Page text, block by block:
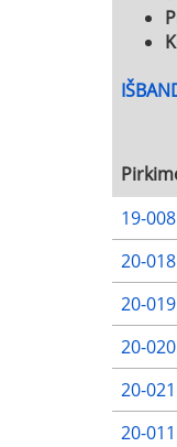
19-
20-
20-
20-
20-
20-